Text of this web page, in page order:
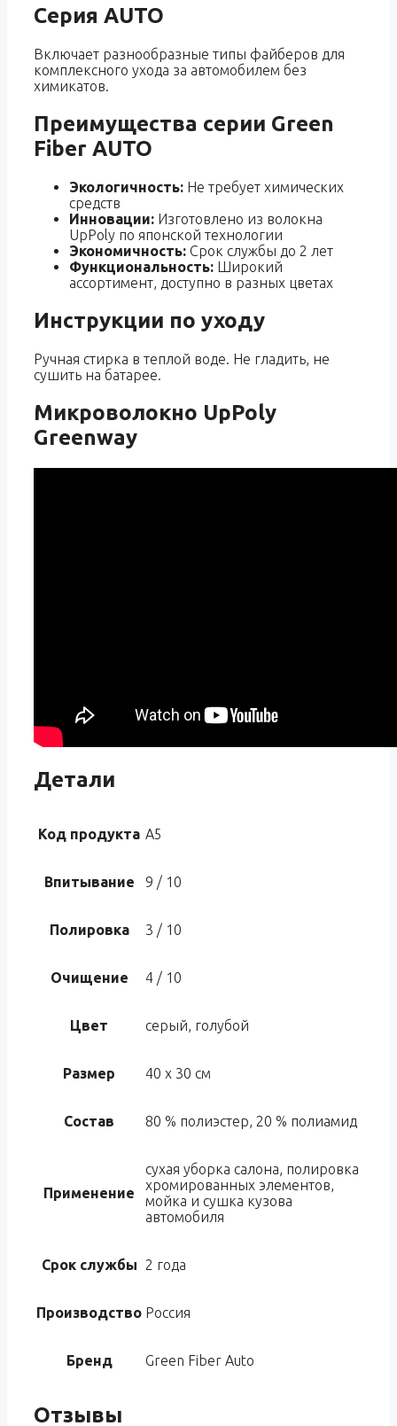
Серия AUTO
Включает разнообразные типы файберов для
комплексного ухода за автомобилем без
химикатов.
Преимущества серии Green
Fiber AUTO
Экологичность: Не требует химических
средств
Инновации: Изготовлено из волокна
UpPoly по японской технологии
Экономичность: Срок службы до 2 лет
Функциональность: Широкий
ассортимент, доступно в разных цветах
Инструкции по уходу
Ручная стирка в теплой воде. Не гладить, не
сушить на батарее.
Микроволокно UpPoly
Greenway
Детали
Код продукта A5
Впитывание 9 / 10
Полировка 3 / 10
Очищение 4 / 10
Цвет серый, голубой
Размер 40 х 30 см
Состав 80 % полиэстер, 20 % полиамид
Применение
сухая уборка салона, полировка
хромированных элементов,
мойка и сушка кузова
автомобиля
Срок службы 2 года
Производство Россия
Бренд Green Fiber Auto
Отзывы